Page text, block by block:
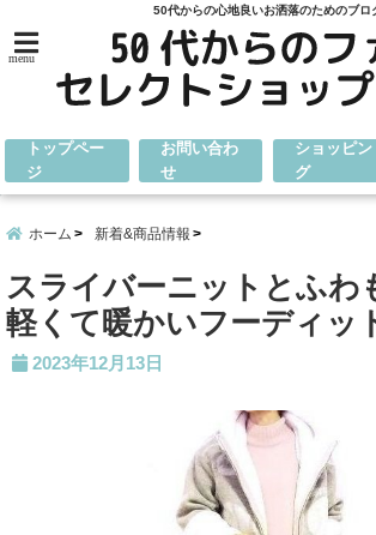
50代からの心地良いお洒落のためのブロ
menu
トップペー
ジ
お問い合わ
せ
ショッピン
グ
ホーム 新着&商品情報
スライバーニットとふわ
軽くて暖かいフーディッ
2023年12月13日